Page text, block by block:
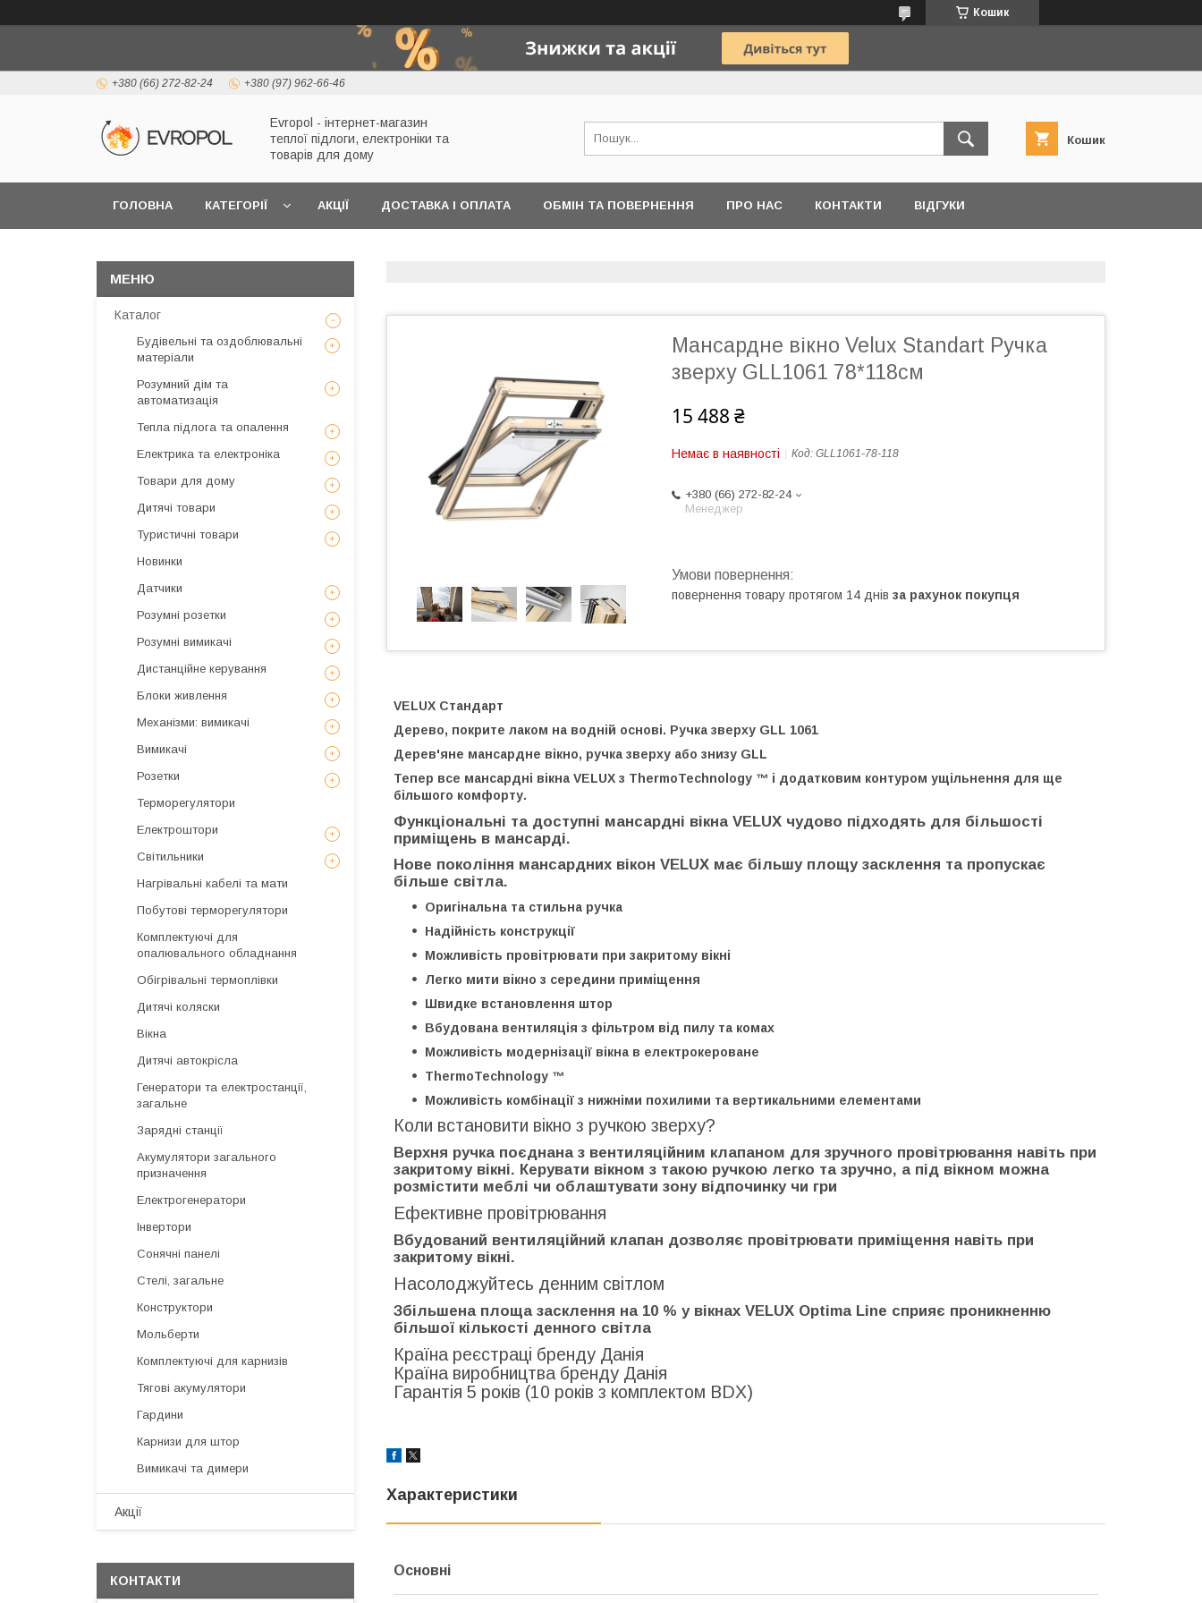
Кошик
+380 (66) 272-82-24 +380 (97) 962-66-46
Evropol - інтернет-магазин
теплої підлоги, електроніки та
товарів для дому
Кошик
ГОЛОВНА КАТЕГОРІЇ АКЦІЇ ДОСТАВКА І ОПЛАТА ОБМІН ТА ПОВЕРНЕННЯ ПРО НАС КОНТАКТИ ВІДГУКИ
Мансардне вікно Velux Standart Ручка
зверху GLL1061 78*118см
15 488 ₴
Немає в наявності Код: GLL1061-78-118
+380 (66) 272-82-24
Менеджер
повернення товару протягом 14 днів за рахунок покупця
VELUX Стандарт
Дерево, покрите лаком на водній основі. Ручка зверху GLL 1061
Дерев'яне мансардне вікно, ручка зверху або знизу GLL
Тепер все мансардні вікна VELUX з ThermoTechnology ™ і додатковим контуром ущільнення для ще
більшого комфорту.
Функціональні та доступні мансардні вікна VELUX чудово підходять для більшості
приміщень в мансарді.
Нове покоління мансардних вікон VELUX має більшу площу засклення та пропускає
більше світла.
Оригінальна та стильна ручка
Надійність конструкції
Можливість провітрювати при закритому вікні
Легко мити вікно з середини приміщення
Швидке встановлення штор
Вбудована вентиляція з фільтром від пилу та комах
Можливість модернізації вікна в електрокероване
ThermoTechnology ™
Можливість комбінації з нижніми похилими та вертикальними елементами
Коли встановити вікно з ручкою зверху?
Верхня ручка поєднана з вентиляційним клапаном для зручного провітрювання навіть при
закритому вікні. Керувати вікном з такою ручкою легко та зручно, а під вікном можна
розмістити меблі чи облаштувати зону відпочинку чи гри
Ефективне провітрювання
Вбудований вентиляційний клапан дозволяє провітрювати приміщення навіть при
закритому вікні.
Насолоджуйтесь денним світлом
Збільшена площа засклення на 10 % у вікнах VELUX Optima Line сприяє проникненню
більшої кількості денного світла
Країна реєстраці бренду Данія
Країна виробництва бренду Данія
Гарантія 5 років (10 років з комплектом BDX)
Характеристики
Основні
Каталог
Будівельні та оздоблювальні
матеріали
Розумний дім та
автоматизація
Тепла підлога та опалення
Електрика та електроніка
Товари для дому
Дитячі товари
Туристичні товари
Новинки
Датчики
Розумні розетки
Розумні вимикачі
Дистанційне керування
Блоки живлення
Механізми: вимикачі
Вимикачі
Розетки
Терморегулятори
Електроштори
Світильники
Нагрівальні кабелі та мати
Побутові терморегулятори
Комплектуючі для
опалювального обладнання
Обігрівальні термоплівки
Дитячі коляски
Вікна
Дитячі автокрісла
Генератори та електростанції,
загальне
Зарядні станції
Акумулятори загального
призначення
Електрогенератори
Інвертори
Сонячні панелі
Стелі, загальне
Конструктори
Мольберти
Комплектуючі для карнизів
Тягові акумулятори
Гардини
Карнизи для штор
Вимикачі та димери
Акції
КОНТАКТИ